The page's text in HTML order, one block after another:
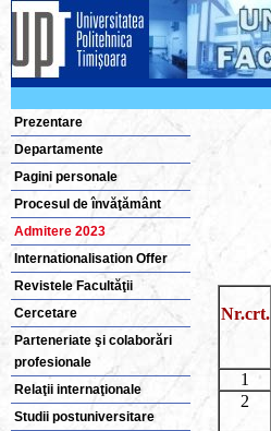
Prezentare
Departamente
Pagini personale
Procesul de învăţământ
Admitere 2023
Internationalisation Offer
Revistele Facultăţii
Cercetare
Parteneriate şi colaborări
profesionale
Relaţii internaţionale
Studii postuniversitare
Nr.crt.
1
2